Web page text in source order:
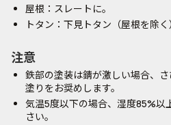
屋根：スレートに。
トタン：下見トタン（屋根を除く
注意
鉄部の塗装は錆が激しい場合、
塗りをお奨めします。
気温5度以下の場合、湿度85%以
さい。